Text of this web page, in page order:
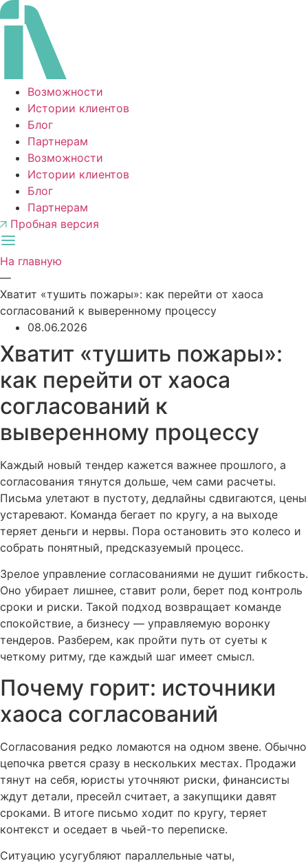
Перейти
к
содержимому
Возможности
Истории клиентов
Блог
Партнерам
Возможности
Истории клиентов
Блог
Партнерам
Пробная версия
На главную
—
Хватит «тушить пожары»: как перейти от хаоса
согласований к выверенному процессу
08.06.2026
Хватит «тушить пожары»:
как перейти от хаоса
согласований к
выверенному процессу
Каждый новый тендер кажется важнее прошлого, а
согласования тянутся дольше, чем сами расчеты.
Письма улетают в пустоту, дедлайны сдвигаются, цены
устаревают. Команда бегает по кругу, а на выходе
теряет деньги и нервы. Пора остановить это колесо и
собрать понятный, предсказуемый процесс.
Зрелое управление согласованиями не душит гибкость.
Оно убирает лишнее, ставит роли, берет под контроль
сроки и риски. Такой подход возвращает команде
спокойствие, а бизнесу — управляемую воронку
тендеров. Разберем, как пройти путь от суеты к
четкому ритму, где каждый шаг имеет смысл.
Почему горит: источники
хаоса согласований
Согласования редко ломаются на одном звене. Обычно
цепочка рвется сразу в нескольких местах. Продажи
тянут на себя, юристы уточняют риски, финансисты
ждут детали, пресейл считает, а закупщики давят
сроками. В итоге письмо ходит по кругу, теряет
контекст и оседает в чьей-то переписке.
Ситуацию усугубляют параллельные чаты,